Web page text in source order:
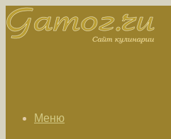
Меню